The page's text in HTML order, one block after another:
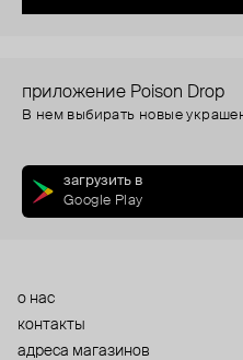
приложение Poison Drop
В нем выбирать новые
загрузить в
Google Play
о нас
контакты
адреса магазинов